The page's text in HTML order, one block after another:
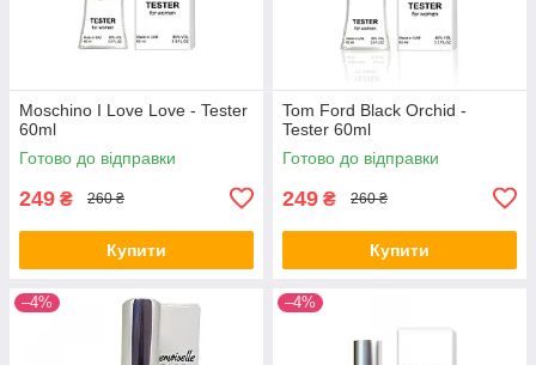
Moschino I Love Love - Tester
60ml
Готово до відправки
249 ₴ 260 ₴
Купити
Tom Ford Black Orchid -
Tester 60ml
Готово до відправки
249 ₴ 260 ₴
Купити
–4% –4%